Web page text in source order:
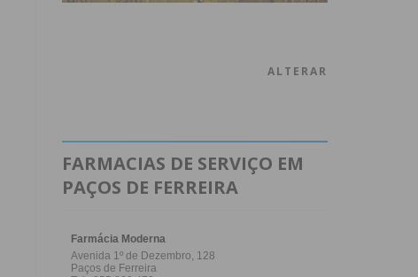
ALTERAR
FARMACIAS DE SERVIÇO EM
PAÇOS DE FERREIRA